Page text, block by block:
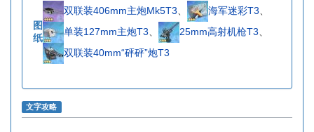
图
纸
双联装406mm主炮Mk5T3 海军迷彩T3
单装127mm主炮T3
25mm高射机枪T3
双联装40mm“砰砰”炮T3
文字攻略